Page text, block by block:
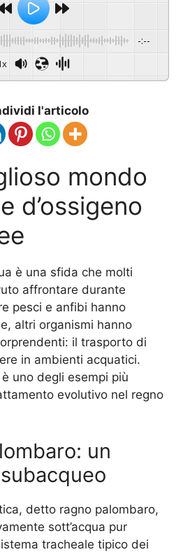
-:--
l'articolo
mondo
d’ossigeno
è una sfida che molti
affrontare durante
pesci e anfibi hanno
altri organismi hanno
il trasporto di
in ambienti acquatici.
uno degli esempi più
evolutivo nel regno
un
detto ragno palombaro,
sott’acqua pur
tracheale tipico dei